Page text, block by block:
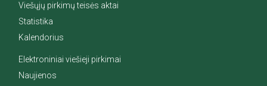
Viešųjų pirkimų teisės aktai
Statistika
Kalendorius
Elektroniniai viešieji pirkimai
Naujienos